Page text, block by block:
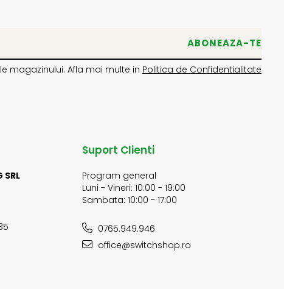
magazinului. Afla mai multe in Politica de Confidentialitate
SRL
Suport Clienti
Program general
Luni - Vineri: 10:00 - 19:00
Sambata: 10:00 - 17:00
0765.949.946
office@switchshop.ro